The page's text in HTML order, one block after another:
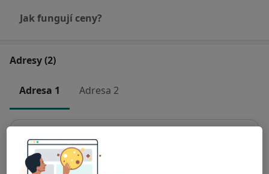
Jak fungují ceny?
Adresy (2)
Adresa 1 Adresa 2
Ortopedická ambulance, HAV ORT s.r.o. -
ONLINE REZERVACE Vašeho ošetření na
Lidická 886/43,